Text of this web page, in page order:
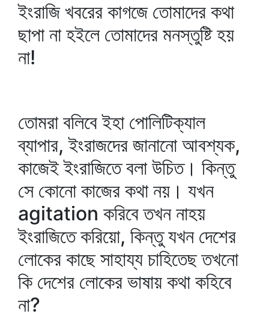
ইংরাজি খবরের কাগজে তোমাদের কথা
ছাপা না হইলে তোমাদের মনস্তুষ্টি হয়
না!
তোমরা বলিবে ইহা পোলিটিক্যাল
ব্যাপার, ইংরাজদের জানানো আবশ্যক,
কাজেই ইংরাজিতে বলা উচিত। কিন্তু
সে কোনো কাজের কথা নয়। যখন
agitation করিবে তখন নাহয়
ইংরাজিতে করিয়ো, কিন্তু যখন দেশের
লোকের কাছে সাহায্য চাহিতেছ তখনো
কি দেশের লোকের ভাষায় কথা কহিবে
না?